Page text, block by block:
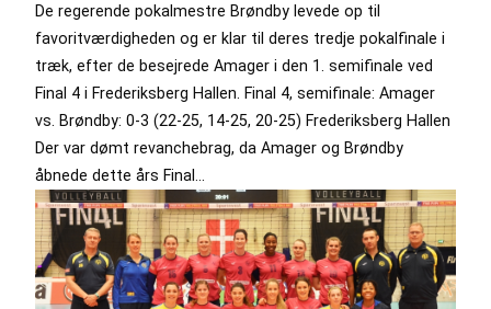
De regerende pokalmestre Brøndby levede op til
favoritværdigheden og er klar til deres tredje pokalfinale i
træk, efter de besejrede Amager i den 1. semifinale ved
Final 4 i Frederiksberg Hallen. Final 4, semifinale: Amager
vs. Brøndby: 0-3 (22-25, 14-25, 20-25) Frederiksberg Hallen
Der var dømt revanchebrag, da Amager og Brøndby
åbnede dette års Final…